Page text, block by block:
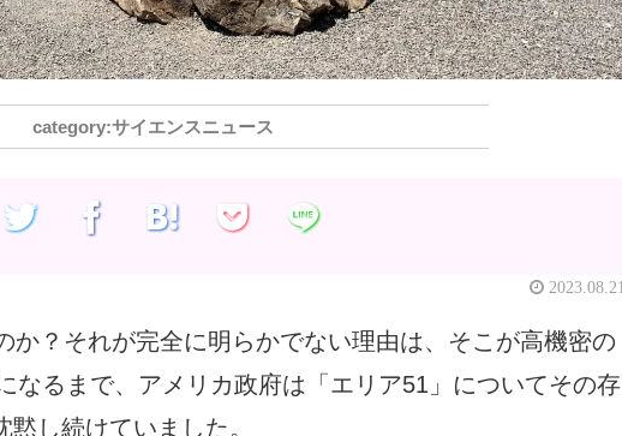
サイエンスニュース
2023.08.21
か？それが完全に明らかでない理由は、そこが高機密の
なるまで、アメリカ政府は「エリア51」についてその存
し続けていました。